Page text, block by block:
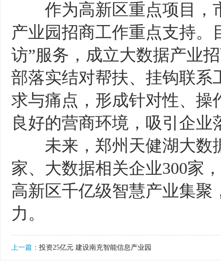
作为高新区重点项目，
产业园招商工作重点支持。
访”服务，成立大数据产业
部落实结对帮扶、挂钩联系
求与痛点，形成针对性、操
良好的营商环境，吸引企业
未来，郑州天健湖大数
家、大数据相关企业300家
高新区千亿级智慧产业集
力。
上一篇： 投资25亿元 建设南充智能信息产业园